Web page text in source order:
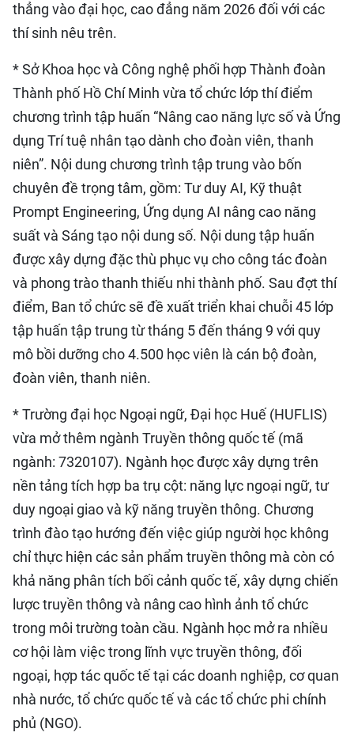
thẳng vào đại học, cao đẳng năm 2026 đối với các
thí sinh nêu trên.
* Sở Khoa học và Công nghệ phối hợp Thành đoàn
Thành phố Hồ Chí Minh vừa tổ chức lớp thí điểm
chương trình tập huấn “Nâng cao năng lực số và Ứng
dụng Trí tuệ nhân tạo dành cho đoàn viên, thanh
niên”. Nội dung chương trình tập trung vào bốn
chuyên đề trọng tâm, gồm: Tư duy AI, Kỹ thuật
Prompt Engineering, Ứng dụng AI nâng cao năng
suất và Sáng tạo nội dung số. Nội dung tập huấn
được xây dựng đặc thù phục vụ cho công tác đoàn
và phong trào thanh thiếu nhi thành phố. Sau đợt thí
điểm, Ban tổ chức sẽ đề xuất triển khai chuỗi 45 lớp
tập huấn tập trung từ tháng 5 đến tháng 9 với quy
mô bồi dưỡng cho 4.500 học viên là cán bộ đoàn,
đoàn viên, thanh niên.
* Trường đại học Ngoại ngữ, Đại học Huế (HUFLIS)
vừa mở thêm ngành Truyền thông quốc tế (mã
ngành: 7320107). Ngành học được xây dựng trên
nền tảng tích hợp ba trụ cột: năng lực ngoại ngữ, tư
duy ngoại giao và kỹ năng truyền thông. Chương
trình đào tạo hướng đến việc giúp người học không
chỉ thực hiện các sản phẩm truyền thông mà còn có
khả năng phân tích bối cảnh quốc tế, xây dựng chiến
lược truyền thông và nâng cao hình ảnh tổ chức
trong môi trường toàn cầu. Ngành học mở ra nhiều
cơ hội làm việc trong lĩnh vực truyền thông, đối
ngoại, hợp tác quốc tế tại các doanh nghiệp, cơ quan
nhà nước, tổ chức quốc tế và các tổ chức phi chính
phủ (NGO).